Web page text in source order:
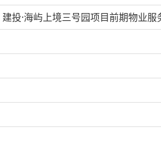
建投·海屿上境三号园项目前期物业服